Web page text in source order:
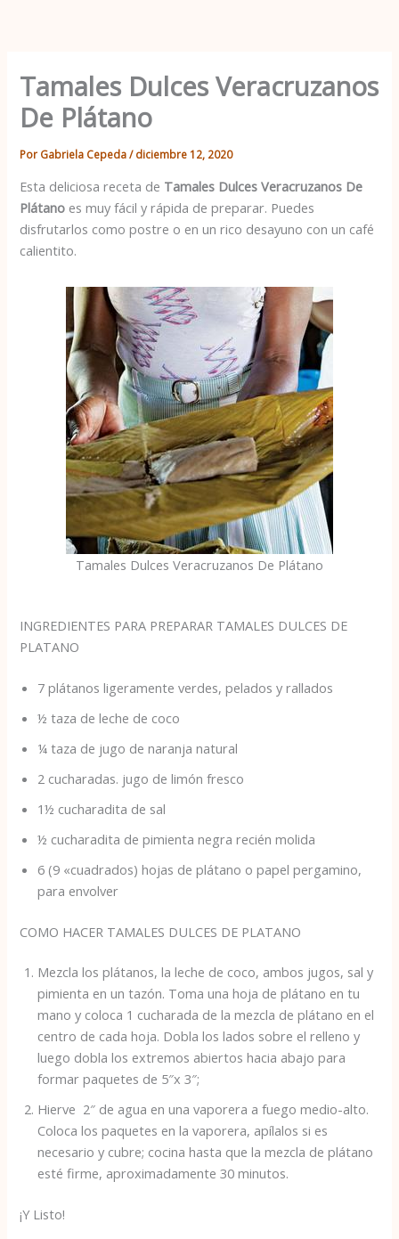
Tamales Dulces Veracruzanos
De Plátano
Por Gabriela Cepeda/diciembre 12, 2020
Esta deliciosa receta de Tamales Dulces Veracruzanos De
Plátano es muy fácil y rápida de preparar. Puedes
disfrutarlos como postre o en un rico desayuno con un café
calientito.
Tamales Dulces Veracruzanos De Plátano
INGREDIENTES PARA PREPARAR TAMALES DULCES DE
PLATANO
7 plátanos ligeramente verdes, pelados y rallados
½ taza de leche de coco
¼ taza de jugo de naranja natural
2 cucharadas. jugo de limón fresco
1½ cucharadita de sal
½ cucharadita de pimienta negra recién molida
6 (9 «cuadrados) hojas de plátano o papel pergamino,
para envolver
COMO HACER TAMALES DULCES DE PLATANO
Mezcla los plátanos, la leche de coco, ambos jugos, sal y
pimienta en un tazón. Toma una hoja de plátano en tu
mano y coloca 1 cucharada de la mezcla de plátano en el
centro de cada hoja. Dobla los lados sobre el relleno y
luego dobla los extremos abiertos hacia abajo para
formar paquetes de 5″x 3″;
Hierve 2″ de agua en una vaporera a fuego medio-alto.
Coloca los paquetes en la vaporera, apílalos si es
necesario y cubre; cocina hasta que la mezcla de plátano
esté firme, aproximadamente 30 minutos.
¡Y Listo!